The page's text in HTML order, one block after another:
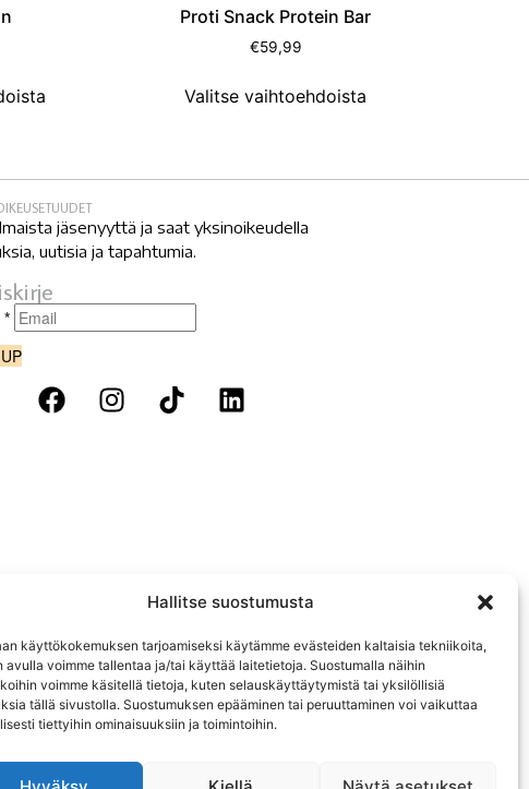
Hallitse suostumusta
käyttökokemuksen tarjoamiseksi käytämme evästeiden kaltaisia tekniikoita,
avulla voimme tallentaa ja/tai käyttää laitetietoja. Suostumalla näihin
voimme käsitellä tietoja, kuten selauskäyttäytymistä tai yksilöllisiä
tällä sivustolla. Suostumuksen epääminen tai peruuttaminen voi vaikuttaa
tiettyihin ominaisuuksiin ja toimintoihin.
Proti Snack Protein Bar
€59,99
Valitse vaihtoehdoista
jäsenyyttä ja saat yksinoikeudella
uutisia ja tapahtumia.
| RUOTSI